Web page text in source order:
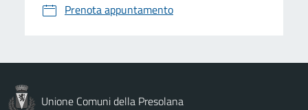
Prenota appuntamento
Unione Comuni della Presolana